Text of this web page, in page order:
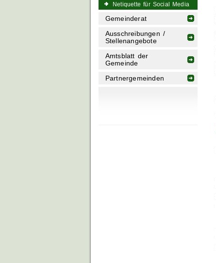
Netiquette für Social Media
Gemeinderat
Ausschreibungen /
Stellenangebote
Amtsblatt der
Gemeinde
Partnergemeinden